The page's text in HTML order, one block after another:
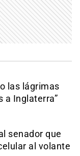
las lágrimas
a Inglaterra”
senador que
al volante